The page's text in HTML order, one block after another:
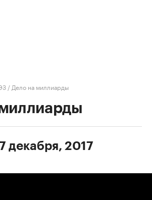
/ Дело на миллиарды
декабря, 2017